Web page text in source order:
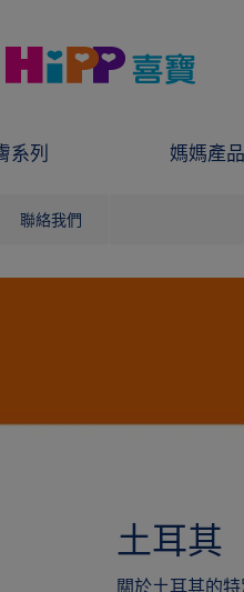
系列 媽媽產品
聯絡我們
土耳其
關於土耳其的